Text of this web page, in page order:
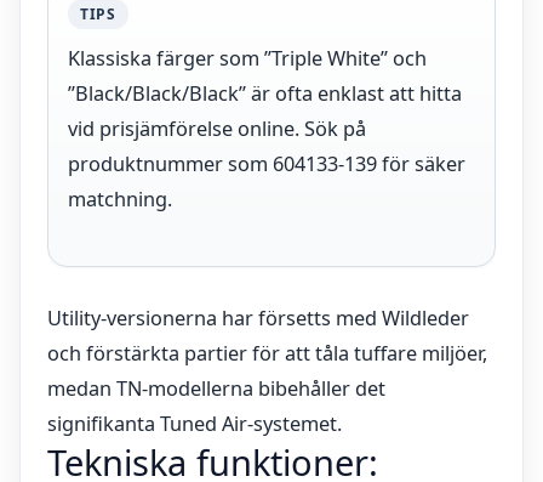
TIPS
Klassiska färger som ”Triple White” och
”Black/Black/Black” är ofta enklast att hitta
vid prisjämförelse online. Sök på
produktnummer som 604133-139 för säker
matchning.
Utility-versionerna har försetts med Wildleder
och förstärkta partier för att tåla tuffare miljöer,
medan TN-modellerna bibehåller det
signifikanta Tuned Air-systemet.
Tekniska funktioner: